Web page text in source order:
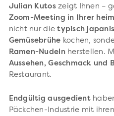
Julian Kutoszeigt Ihnen –
Zoom-Meeting in Ihrer
nicht nur dietypisch
Gemüsebrühe kochen,
Ramen-Nudelnherstellen.
Aussehen, Geschmack und
Restaurant.
Endgültig ausgedient
Päckchen-Industrie mit